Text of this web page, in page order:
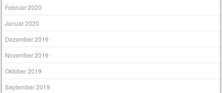
Februar 2020
Januar 2020
Dezember 2019
November 2019
Oktober 2019
September 2019